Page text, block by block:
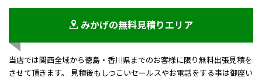
みかげの無料見積りエリア
当店では関西全域から徳島・香川県までのお客様に限り無料出張見積を
させて頂きます。 見積後もしつこいセールスやお電話をする事は御座い